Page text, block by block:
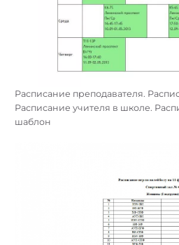
Расписание преподавателя.
Расписание учителя в школе.
шаблон